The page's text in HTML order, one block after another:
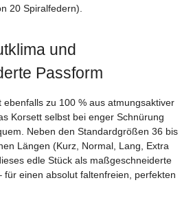
20 Spiralfedern).
und
Passform
ebenfalls zu 100 % aus atmungsaktiver
Korsett selbst bei enger Schnürung
Neben den Standardgrößen 36 bis
Längen (Kurz, Normal, Lang, Extra
edle Stück als maßgeschneiderte
für einen absolut faltenfreien, perfekten